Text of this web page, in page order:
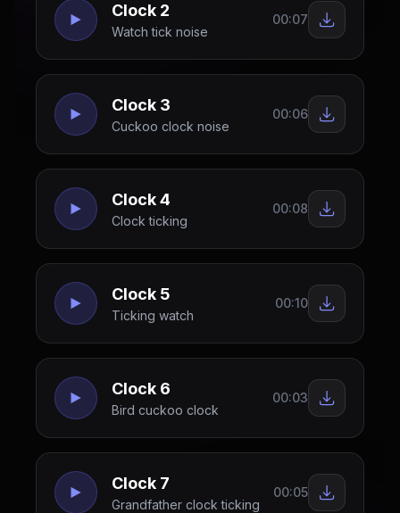
Clock 2
Watch tick noise
00:07
Clock 3
Cuckoo clock noise
00:06
Clock 4
Clock ticking
00:08
Clock 5
Ticking watch
00:10
Clock 6
Bird cuckoo clock
00:03
Clock 7
Grandfather clock ticking
00:05